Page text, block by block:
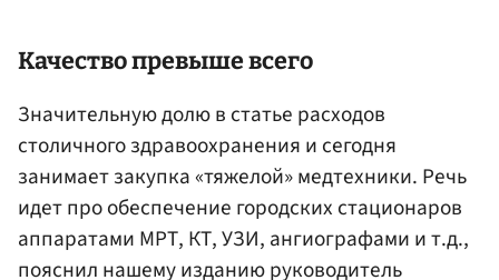
Качество превыше всего
Значительную долю в статье расходов
столичного здравоохранения и сегодня
занимает закупка «тяжелой» медтехники. Речь
идет про обеспечение городских стационаров
аппаратами МРТ, КТ, УЗИ, ангиографами и т.д.,
пояснил нашему изданию руководитель